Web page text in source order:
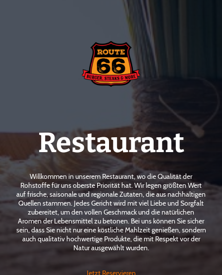
Restaurant
Willkommen in unserem Restaurant, wo die Qualität der
Rohstoffe für uns oberste Priorität hat. Wir legen größten Wert
auf frische, saisonale und regionale Zutaten, die aus nachhaltigen
Quellen stammen. Jedes Gericht wird mit viel Liebe und Sorgfalt
zubereitet, um den vollen Geschmack und die natürlichen
Aromen der Lebensmittel zu betonen. Bei uns können Sie sicher
sein, dass Sie nicht nur eine köstliche Mahlzeit genießen, sondern
auch qualitativ hochwertige Produkte, die mit Respekt vor der
Natur ausgewählt wurden.
Jetzt Reservieren